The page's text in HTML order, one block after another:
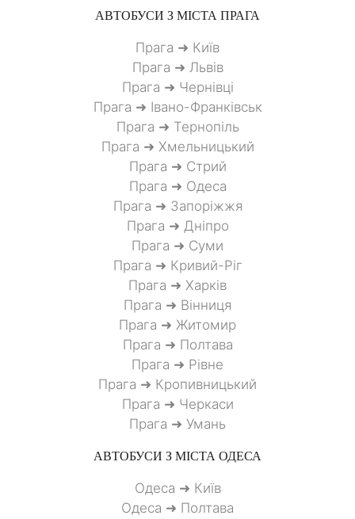
АВТОБУСИ З МІСТА ПРАГА
Прага ➜ Київ
Прага ➜ Львів
Прага ➜ Чернівці
Прага ➜ Івано-Франківськ
Прага ➜ Тернопіль
Прага ➜ Хмельницький
Прага ➜ Стрий
Прага ➜ Одеса
Прага ➜ Запоріжжя
Прага ➜ Дніпро
Прага ➜ Суми
Прага ➜ Кривий-Ріг
Прага ➜ Харків
Прага ➜ Вінниця
Прага ➜ Житомир
Прага ➜ Полтава
Прага ➜ Рівне
Прага ➜ Кропивницький
Прага ➜ Черкаси
Прага ➜ Умань
АВТОБУСИ З МІСТА ОДЕСА
Одеса ➜ Київ
Одеса ➜ Полтава